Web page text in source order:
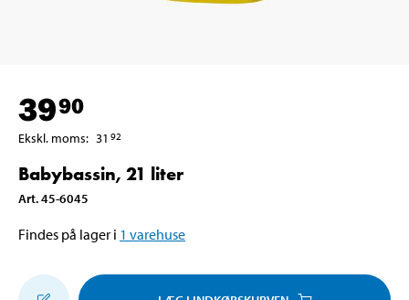
3990
Ekskl. moms: 31 92
Babybassin, 21 liter
Art.45-6045
Findes på lager i 1 varehuse